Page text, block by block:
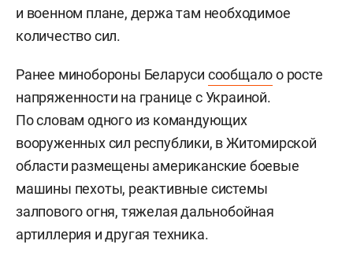
и военном плане, держа там необходимое
количество сил.
Ранее минобороны Беларуси сообщалоо росте
напряженности на границе с Украиной.
По словам одного из командующих
вооруженных сил республики, в Житомирской
области размещены американские боевые
машины пехоты, реактивные системы
залпового огня, тяжелая дальнобойная
артиллерия и другая техника.